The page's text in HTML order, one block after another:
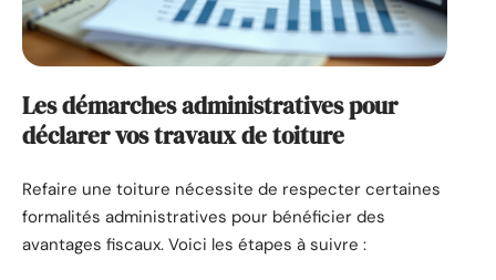
Les démarches administratives pour
déclarer vos travaux de toiture
Refaire une toiture nécessite de respecter certaines
formalités administratives pour bénéficier des
avantages fiscaux. Voici les étapes à suivre :